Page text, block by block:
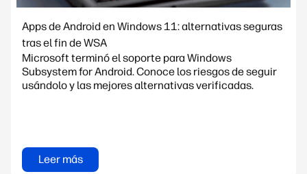
Apps de Android en Windows 11: alternativas seguras
tras el fin de WSA
Microsoft terminó el soporte para Windows
Subsystem for Android. Conoce los riesgos de seguir
usándolo y las mejores alternativas verificadas.
Leer más